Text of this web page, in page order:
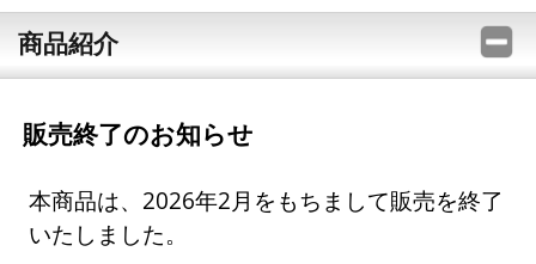
商品紹介
販売終了のお知らせ
本商品は、2026年2月をもちまして販売を終了
いたしました。